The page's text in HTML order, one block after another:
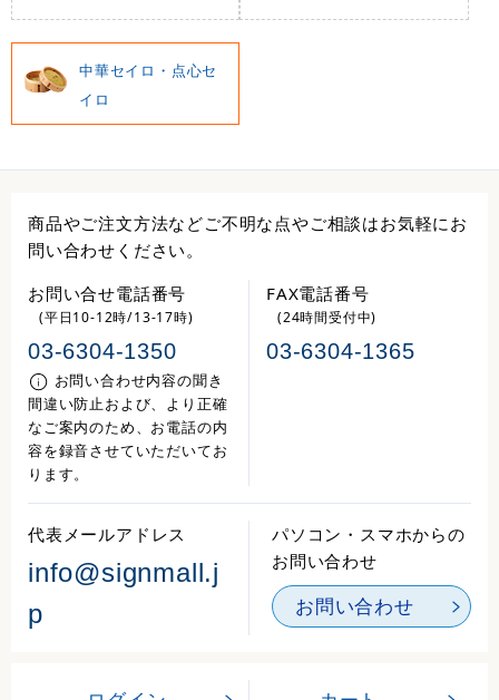
中華セイロ・点心セ
イロ
商品やご注文方法などご不明な点やご相談はお気軽にお
問い合わせください。
お問い合せ電話番号
(平日10-12時/13-17時)
03-6304-1350
お問い合わせ内容の聞き
間違い防止および、より正確
なご案内のため、お電話の内
容を録音させていただいてお
ります。
FAX電話番号
(24時間受付中)
03-6304-1365
代表メールアドレス
info@signmall.j
p
パソコン・スマホからの
お問い合わせ
お問い合わせ